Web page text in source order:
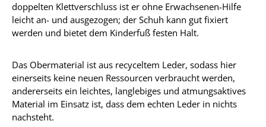
doppelten Klettverschluss ist er ohne Erwachsenen-Hilfe
leicht an- und ausgezogen; der Schuh kann gut fixiert
werden und bietet dem Kinderfuß festen Halt.
Das Obermaterial ist aus recyceltem Leder, sodass hier
einerseits keine neuen Ressourcen verbraucht werden,
andererseits ein leichtes, langlebiges und atmungsaktives
Material im Einsatz ist, dass dem echten Leder in nichts
nachsteht.